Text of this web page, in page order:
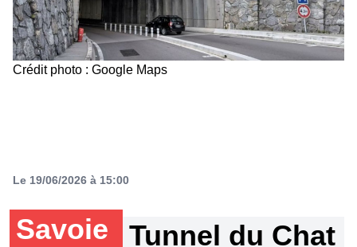
Crédit photo : Google Maps
Le 19/06/2026 à 15:00
Savoie
Tunnel du Chat